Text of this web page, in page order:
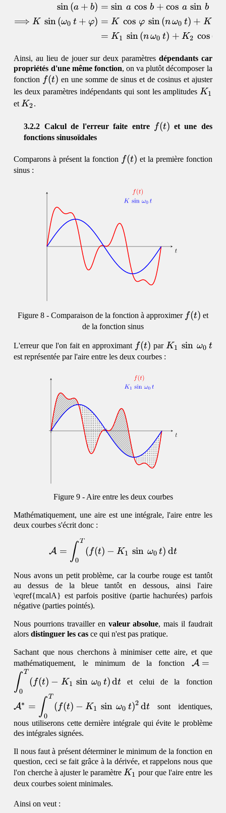
+ \varphi)\begin{align}
sin (a + b)
⟹ K sin(ω0 t + φ)
= sin a cos b + cos a sin b
= K cos φ sin(nω0 t) + K
= K1 sin(nω0 t) + K2 cos(
Ainsi, au lieu de jouer sur deux paramètres dépendants car
propriétés d'une même fonction, on va plutôt décomposer la
fonction f(t)
f(t) en une somme de sinus et de cosinus et ajuster
les deux paramètres indépendants qui sont les amplitudes K_1
K1
et K_2
K2.
Calcul de l'erreur faite entre f(t)
f(t) et une des
fonctions sinusoïdales
Comparons à présent la fonction f(t)
f(t) et la première fonction
sinus :
Comparaison de la fonction à approximer f(t)
f(t) et
de la fonction sinus
L'erreur que l'on fait en approximant f(t)
f(t) par K1 sin ω0 t
est représentée par l'aire entre les deux courbes :
Aire entre les deux courbes
Mathématiquement, une aire est une intégrale, l'aire entre les
deux courbes s'écrit donc :
\begin{equation}
A = ∫0
T
( f(t) − K1 sin ω0 t) dt
Nous avons un petit problème, car la courbe rouge est tantôt
au dessus de la bleue tantôt en dessous, ainsi l'aire
\eqref{mcalA} est parfois positive (partie hachurées) parfois
négative (parties pointés).
Nous pourrions travailler en valeur absolue, mais il faudrait
alorsdistinguer les cas ce qui n'est pas pratique.
Sachant que nous cherchons à minimiser cette aire, et que
mathématiquement, le minimum de la fonction A =
∫0
T
( f(t) − K1 sin ω0 t)dt et celui de la fonction
A∗ = ∫0
T
( f(t) − K1 sin ω0 t)2 dtsont identiques,
nous utiliserons cette dernière intégrale qui évite le problème
des intégrales signées.
Il nous faut à présent déterminer le minimum de la fonction en
question, ceci se fait grâce à la dérivée, et rappelons nous que
l'on cherche à ajuster le paramètre K_1
K1 pour que l'aire entre les
deux courbes soient minimales.
Ainsi on veut :